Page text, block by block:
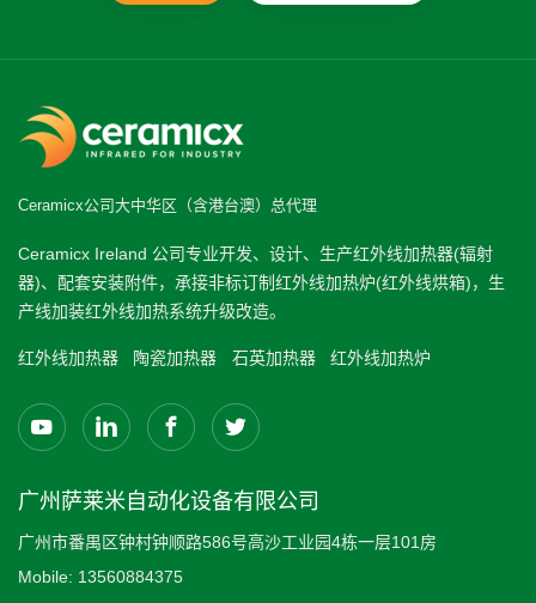
Ceramicx公司大中华区（含港台澳）总代理
Ceramicx Ireland 公司专业开发、设计、生产红外线加热器(辐射
器)、配套安装附件，承接非标订制红外线加热炉(红外线烘箱)，生
产线加装红外线加热系统升级改造。
红外线加热器 陶瓷加热器 石英加热器 红外线加热炉
广州萨莱米自动化设备有限公司
广州市番禺区钟村钟顺路586号高沙工业园4栋一层101房
Mobile: 13560884375